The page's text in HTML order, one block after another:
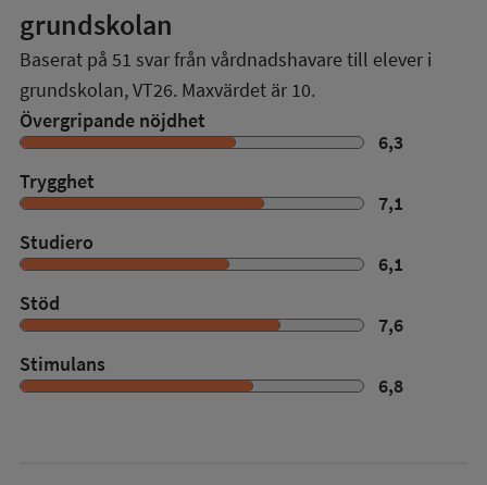
grundskolan
Baserat på 51 svar från vårdnadshavare till elever i
grundskolan,VT26. Maxvärdet är 10.
Övergripande nöjdhet
6,3
Trygghet
7,1
Studiero
6,1
Stöd
7,6
Stimulans
6,8